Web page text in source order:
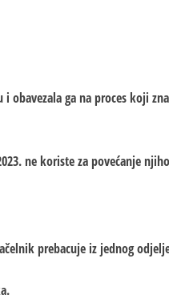
ga na proces koji
ne koriste za povećanje
prebacuje iz jednog